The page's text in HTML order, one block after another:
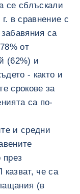
се сблъскали
в сравнение с
са
от
(62%) и
- както и
срокове за
са по-
и средни
през
че са
(в